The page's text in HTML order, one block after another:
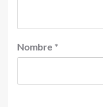
Nombre *